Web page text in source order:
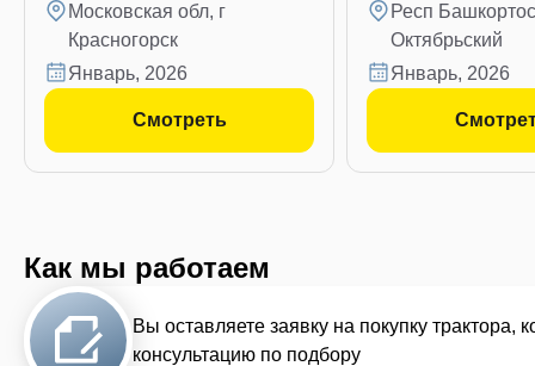
Московская обл, г
Красногорск
январь, 2026
Смотреть
Респ
Октябрьский
январь, 2026
Как мы работаем
Вы оставляете заявку на покупку трактора,
консультацию по подбору